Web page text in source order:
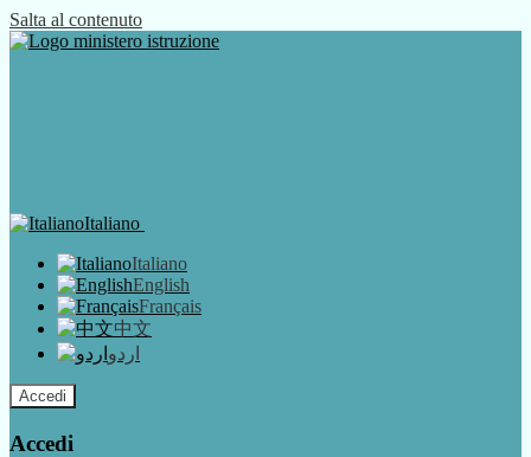
Salta al contenuto
Italiano
Italiano
English
Français
中文
اردو
Accedi
Accedi